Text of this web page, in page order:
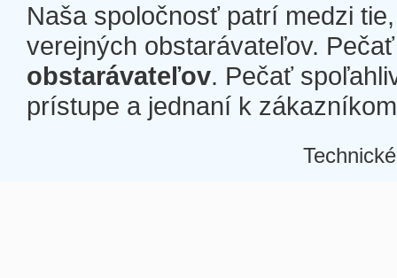
Naša spoločnosť patrí medzi
verejných obstarávateľov.
obstarávateľov. Pečať
prístupe a jednaní k